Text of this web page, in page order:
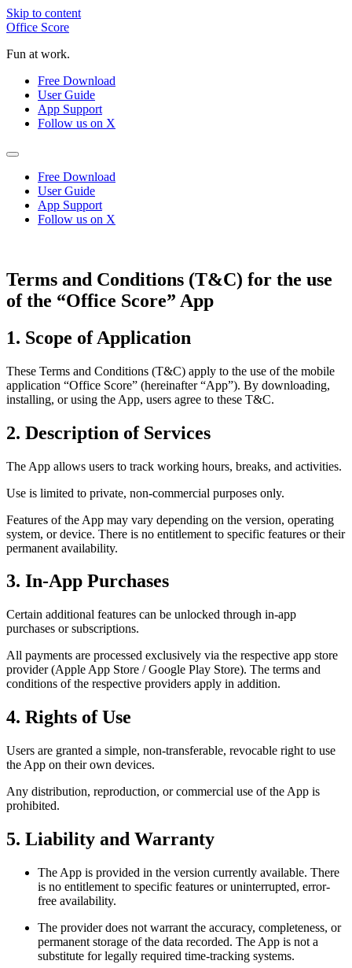
Skip to content
Office Score
Fun at work.
Free Download
User Guide
App Support
Follow us on X
Free Download
User Guide
App Support
Follow us on X
Terms and Conditions (T&C) for the use
of the “Office Score” App
1. Scope of Application
These Terms and Conditions (T&C) apply to the use of the mobile
application “Office Score” (hereinafter “App”). By downloading,
installing, or using the App, users agree to these T&C.
2. Description of Services
The App allows users to track working hours, breaks, and activities.
Use is limited to private, non-commercial purposes only.
Features of the App may vary depending on the version, operating
system, or device. There is no entitlement to specific features or their
permanent availability.
3. In-App Purchases
Certain additional features can be unlocked through in-app
purchases or subscriptions.
All payments are processed exclusively via the respective app store
provider (Apple App Store / Google Play Store). The terms and
conditions of the respective providers apply in addition.
4. Rights of Use
Users are granted a simple, non-transferable, revocable right to use
the App on their own devices.
Any distribution, reproduction, or commercial use of the App is
prohibited.
5. Liability and Warranty
The App is provided in the version currently available. There
is no entitlement to specific features or uninterrupted, error-
free availability.
The provider does not warrant the accuracy, completeness, or
permanent storage of the data recorded. The App is not a
substitute for legally required time-tracking systems.